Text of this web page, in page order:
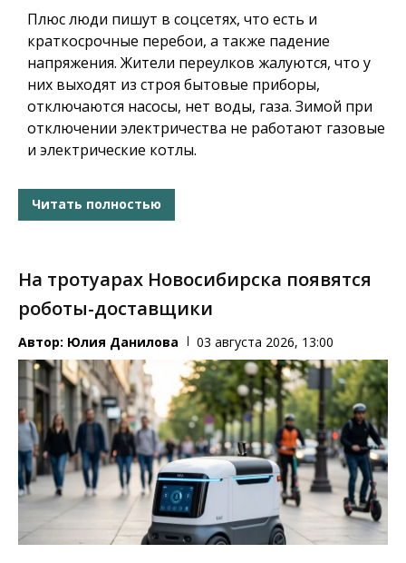
Плюс люди пишут в соцсетях, что есть и
краткосрочные перебои, а также падение
напряжения. Жители переулков жалуются, что у
них выходят из строя бытовые приборы,
отключаются насосы, нет воды, газа. Зимой при
отключении электричества не работают газовые
и электрические котлы.
Читать полностью
На тротуарах Новосибирска появятся
роботы-доставщики
Автор: Юлия Данилова 03 августа 2026, 13:00